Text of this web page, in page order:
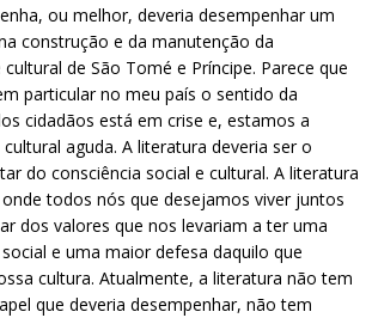
ou melhor, deveria desempenhar um
construção e da manutenção da
de São Tomé e Príncipe. Parece que
particular no meu país o sentido da
cidadãos está em crise e, estamos a
aguda. A literatura deveria ser o
do consciência social e cultural. A literatura
todos nós que desejamos viver juntos
dos valores que nos levariam a ter uma
e uma maior defesa daquilo que
cultura. Atualmente, a literatura não tem
que deveria desempenhar, não tem